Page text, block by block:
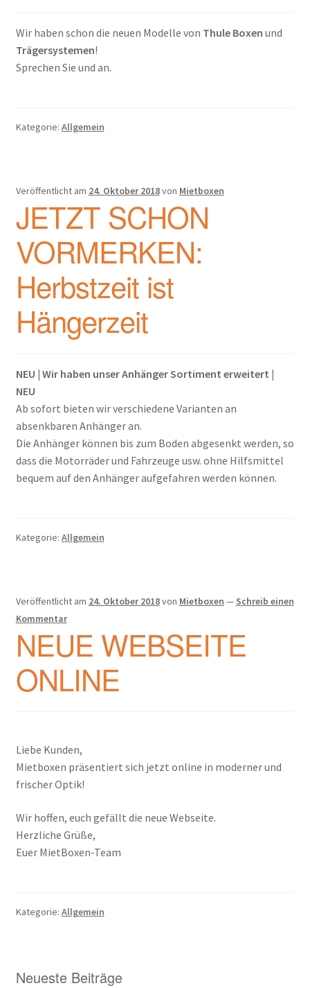
Wir haben schon die neuen Modelle von Thule Boxen und
Trägersystemen!
Sprechen Sie und an.
Kategorie: Allgemein
Veröffentlicht am 24. Oktober 2018von Mietboxen
JETZT SCHON
VORMERKEN:
Herbstzeit ist
Hängerzeit
NEU | Wir haben unser Anhänger Sortiment erweitert |
NEU
Ab sofort bieten wir verschiedene Varianten an
absenkbaren Anhänger an.
Die Anhänger können bis zum Boden abgesenkt werden, so
dass die Motorräder und Fahrzeuge usw. ohne Hilfsmittel
bequem auf den Anhänger aufgefahren werden können.
Kategorie: Allgemein
Veröffentlicht am 24. Oktober 2018von Mietboxen — Schreib einen
Kommentar
NEUE WEBSEITE
ONLINE
Liebe Kunden,
Mietboxen präsentiert sich jetzt online in moderner und
frischer Optik!
Wir hoffen, euch gefällt die neue Webseite.
Herzliche Grüße,
Euer MietBoxen-Team
Kategorie: Allgemein
Neueste Beiträge